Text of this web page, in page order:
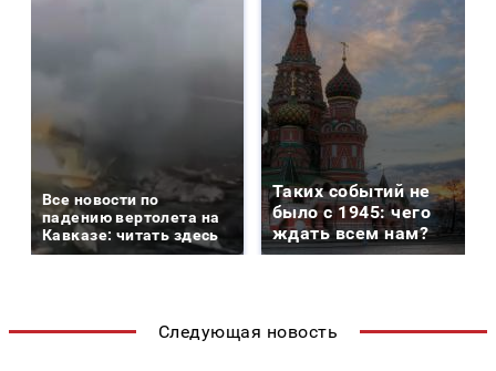
Все новости по
падению вертолета на
Кавказе: читать здесь
Таких событий не
было с 1945: чего
ждать всем нам?
Следующая новость